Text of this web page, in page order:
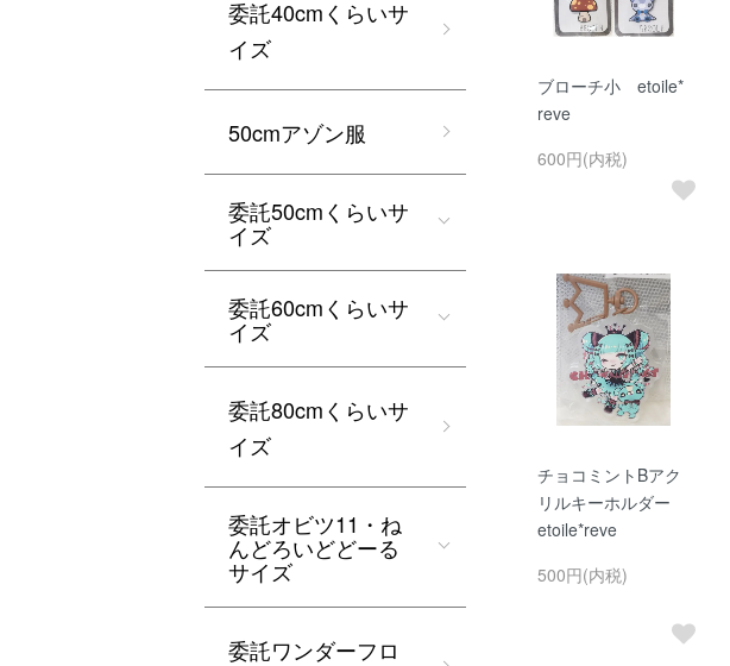
ブローチ小 etoile*
reve
600円(内税)
チョコミントBアク
リルキーホルダー
etoile*reve
500円(内税)
委託40cmくらいサ
イズ
50cmアゾン服
委託50cmくらいサ
イズ
委託60cmくらいサ
イズ
委託80cmくらいサ
イズ
委託オビツ11・ね
んどろいどどーる
サイズ
委託ワンダーフロ